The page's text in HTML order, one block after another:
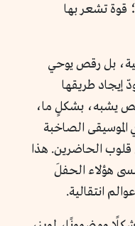
قوة تشعر بها
بل رقص يوحي
إيجاد طريقها
يشبه، بشكلٍ ما،
الموسيقى الصاخبة
قلوب الحاضرين. هذا
هؤلاء الحفلَ
انتقالية.